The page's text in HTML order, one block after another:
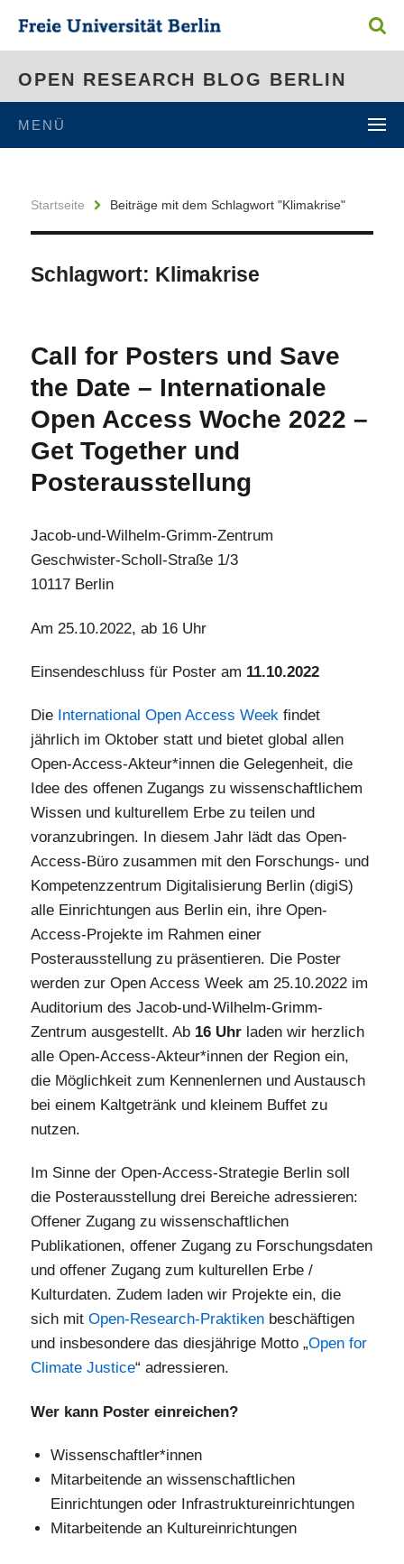
OPEN RESEARCH BLOG BERLIN
MENÜ
Startseite Beiträge mit dem Schlagwort "Klimakrise"
Schlagwort: Klimakrise
Call for Posters und Save
the Date – Internationale
Open Access Woche 2022 –
Get Together und
Posterausstellung
Jacob-und-Wilhelm-Grimm-Zentrum
Geschwister-Scholl-Straße 1/3
10117 Berlin
Am 25.10.2022, ab 16 Uhr
Einsendeschluss für Poster am 11.10.2022
Die International Open Access Week findet
jährlich im Oktober statt und bietet global allen
Open-Access-Akteur*innen die Gelegenheit, die
Idee des offenen Zugangs zu wissenschaftlichem
Wissen und kulturellem Erbe zu teilen und
voranzubringen. In diesem Jahr lädt das Open-
Access-Büro zusammen mit den Forschungs- und
Kompetenzzentrum Digitalisierung Berlin (digiS)
alle Einrichtungen aus Berlin ein, ihre Open-
Access-Projekte im Rahmen einer
Posterausstellung zu präsentieren. Die Poster
werden zur Open Access Week am 25.10.2022 im
Auditorium des Jacob-und-Wilhelm-Grimm-
Zentrum ausgestellt. Ab 16 Uhr laden wir herzlich
alle Open-Access-Akteur*innen der Region ein,
die Möglichkeit zum Kennenlernen und Austausch
bei einem Kaltgetränk und kleinem Buffet zu
nutzen.
Im Sinne der Open-Access-Strategie Berlin soll
die Posterausstellung drei Bereiche adressieren:
Offener Zugang zu wissenschaftlichen
Publikationen, offener Zugang zu Forschungsdaten
und offener Zugang zum kulturellen Erbe /
Kulturdaten. Zudem laden wir Projekte ein, die
sich mit Open-Research-Praktiken beschäftigen
und insbesondere das diesjährige Motto „Open for
Climate Justice“ adressieren.
Wer kann Poster einreichen?
Wissenschaftler*innen
Mitarbeitende an wissenschaftlichen
Einrichtungen oder Infrastruktureinrichtungen
Mitarbeitende an Kultureinrichtungen